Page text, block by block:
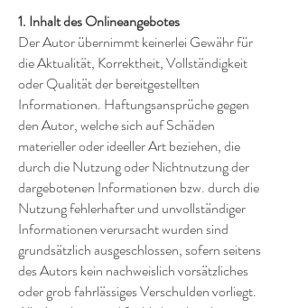
1. Inhalt des Onlineangebotes
Der Autor übernimmt keinerlei Gewähr für
die Aktualität, Korrektheit, Vollständigkeit
oder Qualität der bereitgestellten
Informationen. Haftungsansprüche gegen
den Autor, welche sich auf Schäden
materieller oder ideeller Art beziehen, die
durch die Nutzung oder Nichtnutzung der
dargebotenen Informationen bzw. durch die
Nutzung fehlerhafter und unvollständiger
Informationen verursacht wurden sind
grundsätzlich ausgeschlossen, sofern seitens
des Autors kein nachweislich vorsätzliches
oder grob fahrlässiges Verschulden vorliegt.